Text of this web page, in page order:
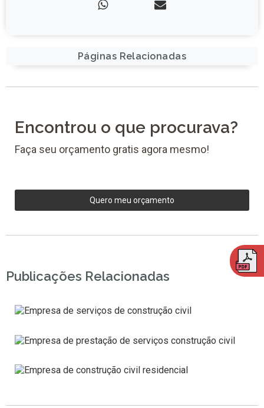
Páginas Relacionadas
Encontrou o que procurava?
Faça seu orçamento gratis agora mesmo!
Quero meu orçamento
Publicações Relacionadas